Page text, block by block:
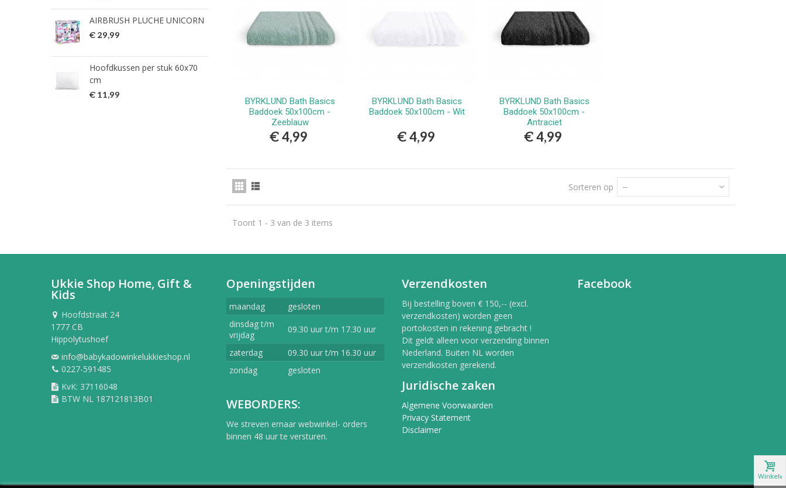
AIRBRUSH PLUCHE UNICORN
€ 29,99
Hoofdkussen per stuk 60x70
cm
€ 11,99
HG vlekkenspray extra sterk/
verwijdert meest...
€ 9,99
Bestellen
BYRKLUND Bath Basics
Baddoek 50x100cm -
Zeeblauw
€ 4,99
Bestellen
BYRKLUND Bath Basics
Baddoek 50x100cm - Wit
€ 4,99
Bestellen
BYRKLUND Bath Basics
Baddoek 50x100cm -
Antraciet
€ 4,99
Sorteren op --
Toont 1 - 3 van de 3 items
Ukkie Shop Home, Gift &
Kids
Hoofdstraat 24
1777 CB
Hippolytushoef
info@babykadowinkelukkieshop.nl
0227-591485
KvK: 37116048
BTW NL 187121813B01
Openingstijden
maandag
gesloten
dinsdag t/m
vrijdag
09.30 uur t/m 17.30 uur
zaterdag
09.30 uur t/m 16.30 uur
zondag
gesloten
WEBORDERS:
We streven ernaar webwinkel- orders
binnen 48 uur te versturen.
Verzendkosten
Bij bestelling boven € 150,-- (excl.
verzendkosten) worden geen
portokosten in rekening gebracht !
Dit geldt alleen voor verzending binnen
Nederland. Buiten NL worden
verzendkosten gerekend.
Juridische zaken
Algemene Voorwaarden
Privacy Statement
Disclaimer
Facebook